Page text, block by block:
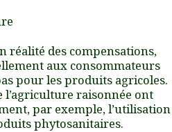
réalité des compensations,
aux consommateurs
pour les produits agricoles.
l’agriculture raisonnée ont
par exemple, l’utilisation
phytosanitaires.